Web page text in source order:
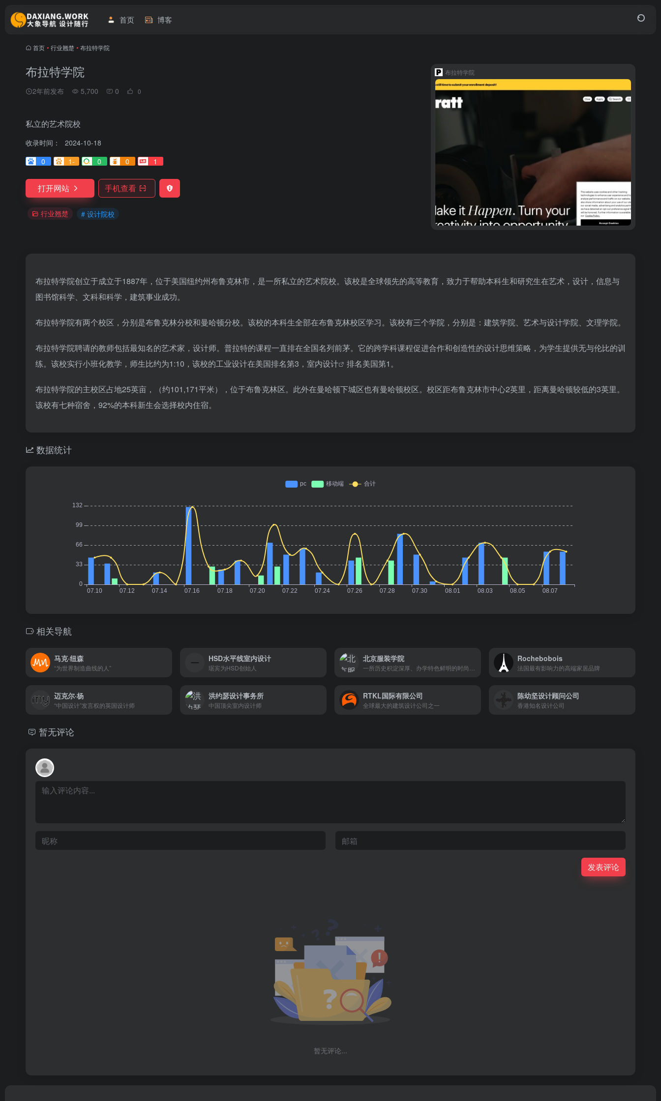
首页 博客
首页 • 行业翘楚 • 布拉特学院
布拉特学院
2年前发布 5,700 0 0
私立的艺术院校
收录时间：
2024-10-18
0
1- 0 0 1
打开网站 手机查看
行业翘楚 # 设计院校
布拉特学院
布拉特学院创立于成立于1887年，位于美国纽约州布鲁克林市，是一所私立的艺术院校。该校是全球领先的高等教育，致力于帮助本科生和研究生在艺术，设计，信息与
图书馆科学、文科和科学，建筑事业成功。
布拉特学院有两个校区，分别是布鲁克林分校和曼哈顿分校。该校的本科生全部在布鲁克林校区学习。该校有三个学院，分别是：建筑学院、艺术与设计学院、文理学院。
布拉特学院聘请的教师包括最知名的艺术家，设计师。普拉特的课程一直排在全国名列前茅。它的跨学科课程促进合作和创造性的设计思维策略，为学生提供无与伦比的训
练。该校实行小班化教学，师生比约为1:10，该校的工业设计在美国排名第3， 室内设计 排名美国第1。
布拉特学院的主校区占地25英亩，（约101,171平米），位于布鲁克林区。此外在曼哈顿下城区也有曼哈顿校区。校区距布鲁克林市中心2英里，距离曼哈顿较低的3英里。
该校有七种宿舍，92%的本科新生会选择校内住宿。
数据统计
相关导航
马克·纽森
“为世界制造曲线的人”
HSD水平线室内设计
琚宾为HSD创始人
北京服装学院 Rochebobois
法国最有影响力的高端家居品牌
迈克尔·杨
“中国设计”发言权的英国设计师
洪约瑟设计事务所
中国顶尖室内设计师
RTKL国际有限公司
全球最大的建筑设计公司之一
陈幼坚设计顾问公司
香港知名设计公司
暂无评论
发表评论
暂无评论...